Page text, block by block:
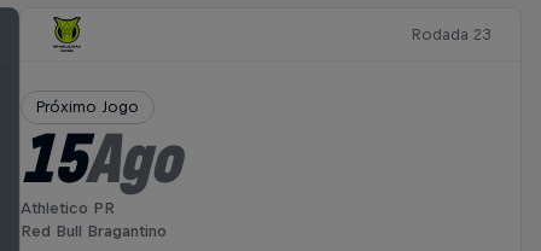
Rodada 23
Próximo Jogo
15Ago
Athletico PR
Red Bull Bragantino